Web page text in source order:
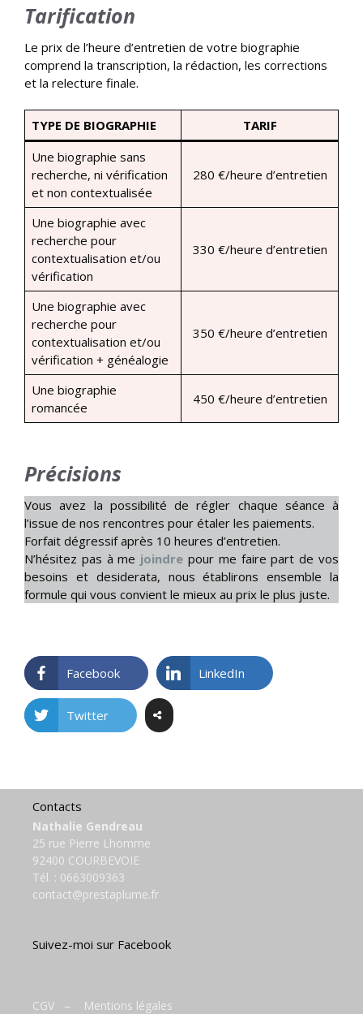
Tarification
Le prix de l’heure d’entretien de votre biographie
comprend la transcription, la rédaction, les corrections
et la relecture finale.
TYPE DE BIOGRAPHIE
TARIF
Une biographie sans
recherche, ni vérification
et non contextualisée
280 €/heure d’entretien
Une biographie avec
recherche pour
contextualisation et/ou
vérification
330 €/heure d’entretien
Une biographie avec
recherche pour
contextualisation et/ou
vérification + généalogie
350 €/heure d’entretien
Une biographie
romancée
450 €/heure d’entretien
Précisions
Vous avez la possibilité de régler chaque séance à
l’issue de nos rencontres pour étaler les paiements.
Forfait dégressif après 10 heures d’entretien.
N’hésitez pas à me joindre pour me faire part de vos
besoins et desiderata, nous établirons ensemble la
formule qui vous convient le mieux au prix le plus juste.
Facebook LinkedIn
Twitter
Contacts
Nathalie Gendreau
25 rue Pierre Lhomme
92400 COURBEVOIE
Tél. : 0663009363
contact@prestaplume.fr
Suivez-moi sur Facebook
CGV – Mentions légales